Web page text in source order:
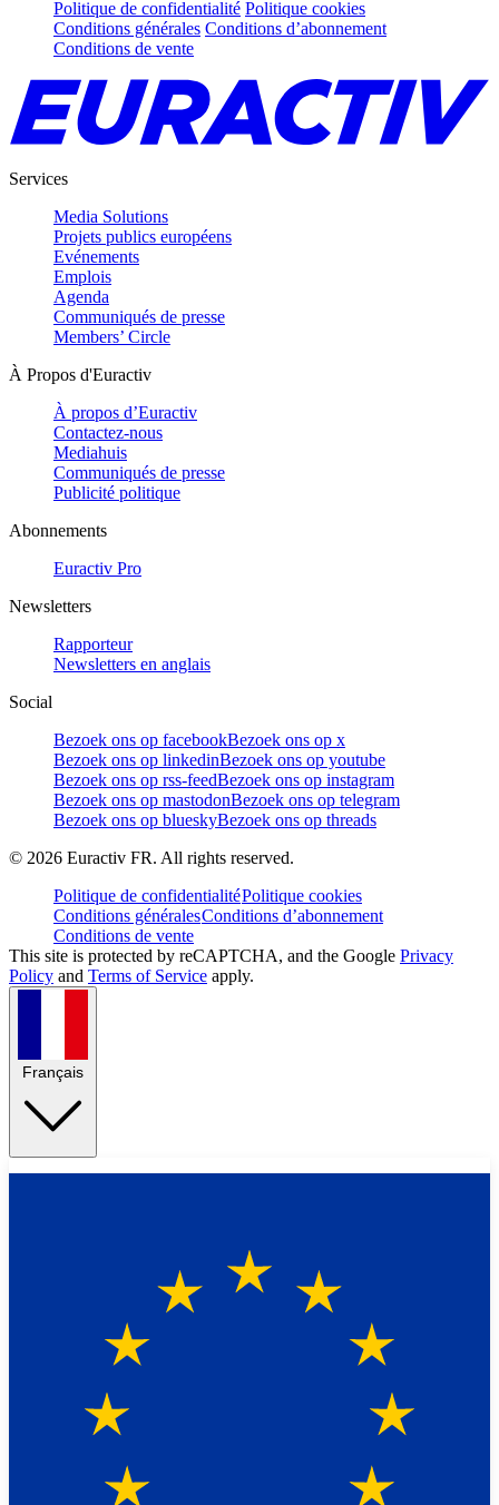
Politique de confidentialité Politique cookies
Conditions générales Conditions d’abonnement
Conditions de vente
Services
Media Solutions
Projets publics européens
Evénements
Emplois
Agenda
Communiqués de presse
Members’ Circle
À Propos d'Euractiv
À propos d’Euractiv
Contactez-nous
Mediahuis
Communiqués de presse
Publicité politique
Abonnements
Euractiv Pro
Newsletters
Rapporteur
Newsletters en anglais
Social
Bezoek ons op facebookBezoek ons op x
Bezoek ons op linkedinBezoek ons op youtube
Bezoek ons op rss-feedBezoek ons op instagram
Bezoek ons op mastodonBezoek ons op telegram
Bezoek ons op blueskyBezoek ons op threads
© 2026 Euractiv FR. All rights reserved.
Politique de confidentialitéPolitique cookies
Conditions généralesConditions d’abonnement
Conditions de vente
This site is protected by reCAPTCHA, and the Google Privacy
Policy and Terms of Service apply.
Français